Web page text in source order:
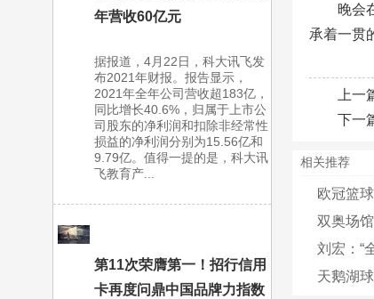
年营收60亿元
据报道，4月22日，科大讯飞发
布2021年财报。报告显示，
2021年全年公司营收超183亿，
同比增长40.6%，归属于上市公
司股东的净利润和扣除非经常性
损益的净利润分别为15.56亿和
9.79亿。值得一提的是，科大讯
飞教育产...
第11次荣膺第一！招行信用
卡再度问鼎中国品牌力指数
晚会
承着一贯
上一
下一
相关推荐
欧冠篮
双奥场
刘宏：“
天鹅湖